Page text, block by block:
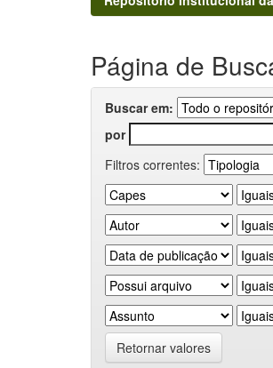
Página de
Buscar em:
por
Filtros correntes:
Retornar valores